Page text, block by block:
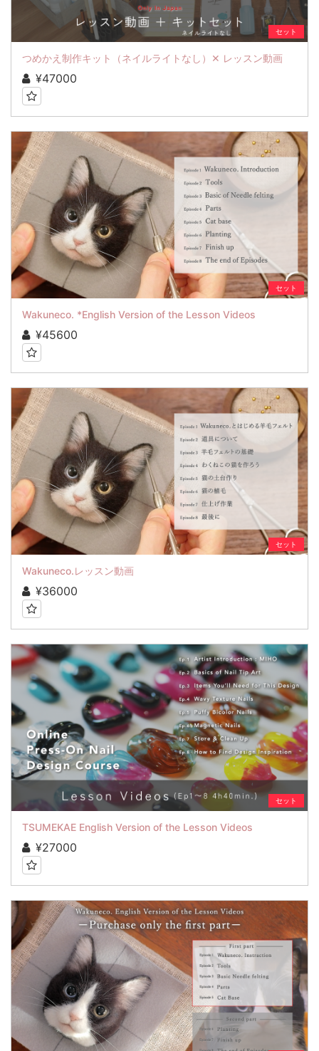
セット
つめかえ制作キット（ネイルライトなし）✕ レッスン動画
¥47000
セット
Wakuneco. *English Version of the Lesson Videos
¥45600
セット
Wakuneco.レッスン動画
¥36000
セット
TSUMEKAE English Version of the Lesson Videos
¥27000